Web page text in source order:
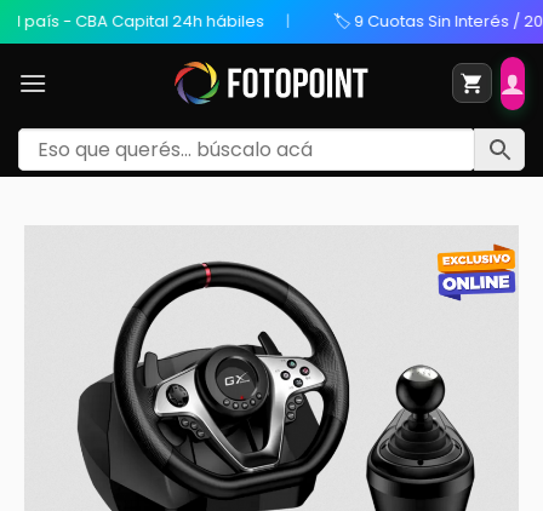
- CBA Capital 24h hábiles 🏷️ 9 Cuotas Sin Interés / 20%